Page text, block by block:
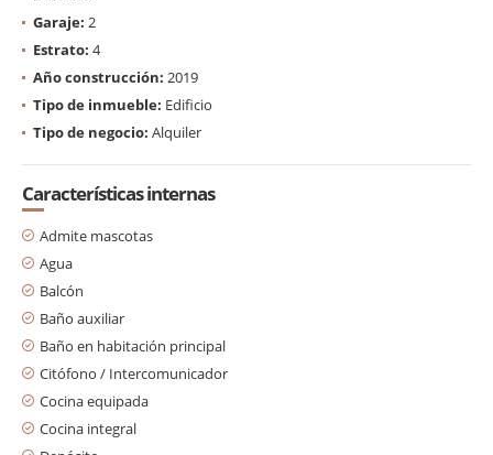
Garaje: 2
Estrato: 4
Año construcción: 2019
Tipo de inmueble: Edificio
Tipo de negocio: Alquiler
Características internas
Admite mascotas
Agua
Balcón
Baño auxiliar
Baño en habitación principal
Citófono / Intercomunicador
Cocina equipada
Cocina integral